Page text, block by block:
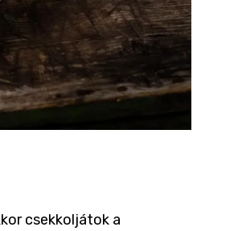
csekkoljátok a